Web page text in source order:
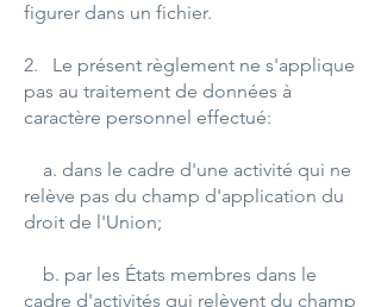
figurer dans un fichier.
2. Le présent règlement ne s'applique
pas au traitement de données à
caractère personnel effectué:
a. dans le cadre d'une activité qui ne
relève pas du champ d'application du
droit de l'Union;
b. par les États membres dans le
cadre d'activités qui relèvent du champ